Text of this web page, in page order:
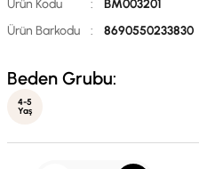
Ürün Kodu :
BM003201
Ürün Barkodu
: 8690550233830
Beden Grubu:
4-5
Yaş